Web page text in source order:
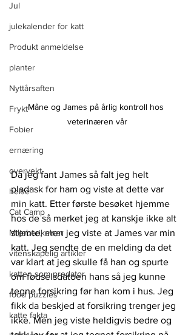
Jul
julekalender for katt
Produkt anmeldelse
planter
Nyttårsaften
Frykt
Fobier
ernæring
overvekt
helse
Cat Camp
Miljøberikelser
vitenskapelig artikler
katten som predator
food puzzles
katte fakta
Måne og James på årlig kontroll hos
veterinæren vår
Da jeg fant James så falt jeg helt
pladask for ham og viste at dette var
min katt. Etter første besøket hjemme
hos de så merket jeg at kanskje ikke alt
stemte, men jeg viste at James var min
katt. Jeg sendte de en melding da det
var klart at jeg skulle få han og spurte
om fødselsdatoen hans så jeg kunne
tegne forsikring før han kom i hus. Jeg
fikk da beskjed at forsikring trenger jeg
ikke. Men jeg viste heldigvis bedre og